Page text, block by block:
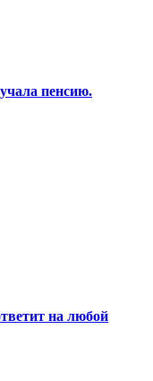
пенсию.
на любой